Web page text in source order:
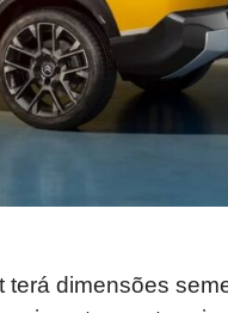
dimensões